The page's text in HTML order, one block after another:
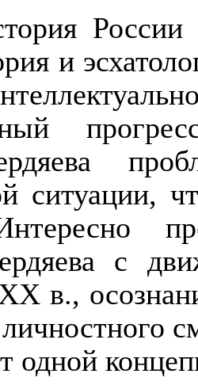
и
ситуации,
с
в.,
одной